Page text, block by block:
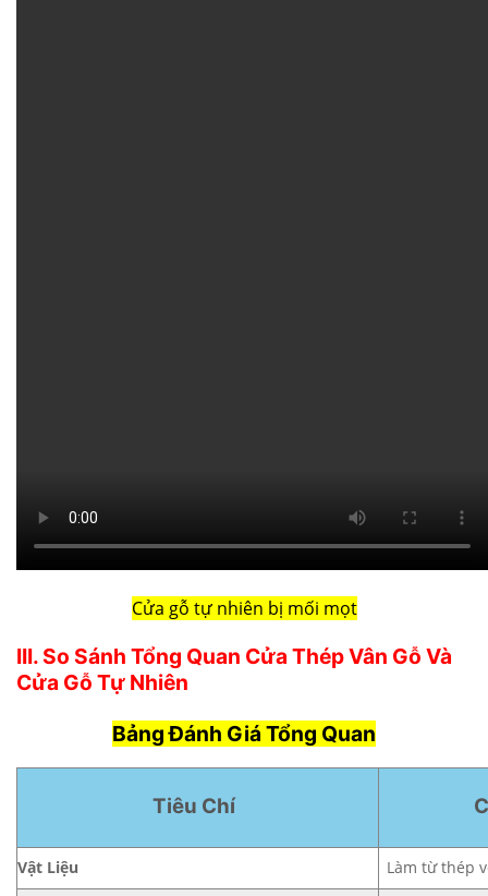
Cửa gỗ tự nhiên bị mối mọt
III. So Sánh Tổng Quan Cửa Thép Vân Gỗ Và
Cửa Gỗ Tự Nhiên
Bảng Đánh Giá Tổng Quan
Tiêu Chí
Vật Liệu Làm từ thép